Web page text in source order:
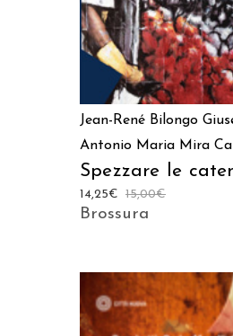
Jean-René Bilongo
Antonio Maria Mira
Spezzare le
15,00€
14,25€
Brossura